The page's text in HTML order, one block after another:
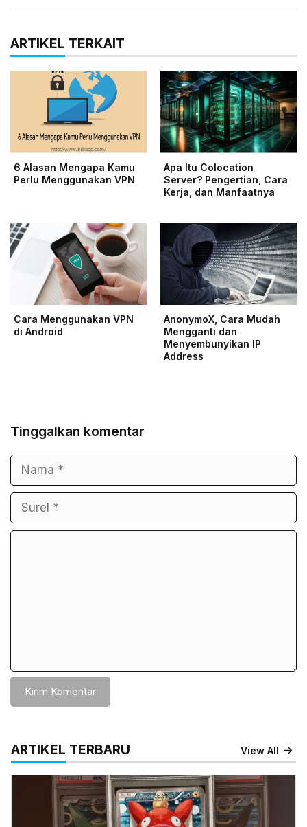
ARTIKEL TERKAIT
6 Alasan Mengapa Kamu
Perlu Menggunakan VPN
Apa Itu Colocation
Server? Pengertian, Cara
Kerja, dan Manfaatnya
Cara Menggunakan VPN
di Android
AnonymoX, Cara Mudah
Mengganti dan
Menyembunyikan IP
Address
Tinggalkan komentar
Nama
Surel
Komentar
ARTIKEL TERBARU View All